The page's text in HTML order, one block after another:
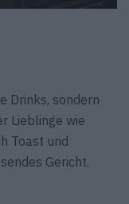
Drinks, sondern
Lieblinge wie
Toast und
Gericht.